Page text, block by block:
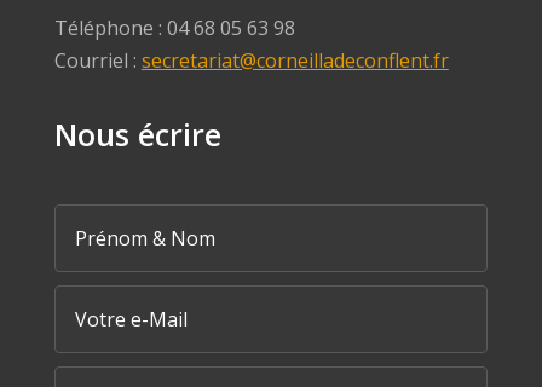
Téléphone : 04 68 05 63 98
Courriel : secretariat@corneilladeconflent.fr
Nous écrire